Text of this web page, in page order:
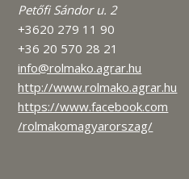
Petőfi Sándor u. 2
+3620 279 11 90
+36 20 570 28 21
info@rolmako.agrar.hu
http://www.rolmako.agrar.hu
https://www.facebook.com
/rolmakomagyarorszag/